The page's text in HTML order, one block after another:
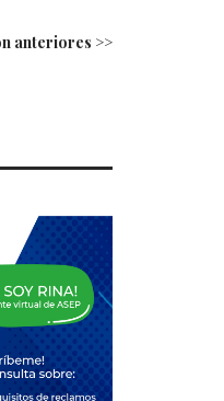
anteriores >>